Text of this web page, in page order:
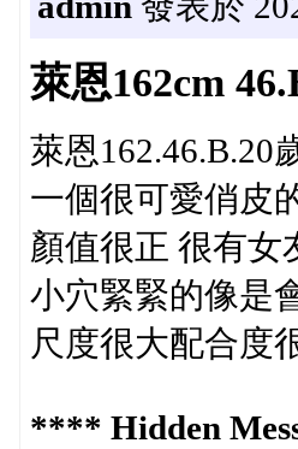
萊恩162cm
萊恩162.46.B.20
一個很可愛俏皮
顏值很正 很有女
小穴緊緊的像是
尺度很大配合度
**** Hidden